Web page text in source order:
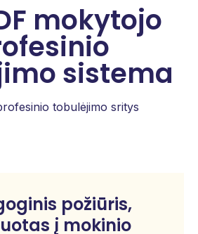
mokytojo
sistema
tobulėjimo sritys
požiūris,
į mokinio